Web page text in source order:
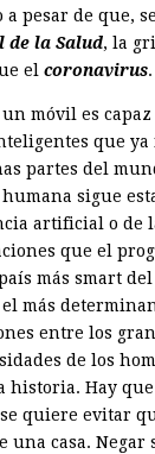
pesar de que,
de la Salud, la
el coronavirus.
móvil es
que
partes del
sigue
artificial o de
que el
más smart
más
entre los
de los
historia. Hay
quiere evitar
una casa. Negar